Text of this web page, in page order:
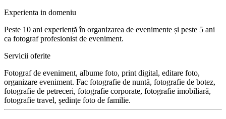
Experienta in domeniu
Peste 10 ani experiență în organizarea de evenimente și peste 5 ani
ca fotograf profesionist de eveniment.
Servicii oferite
Fotograf de eveniment, albume foto, print digital, editare foto,
organizare eveniment. Fac fotografie de nuntă, fotografie de botez,
fotografie de petreceri, fotografie corporate, fotografie imobiliară,
fotografie travel, ședințe foto de familie.